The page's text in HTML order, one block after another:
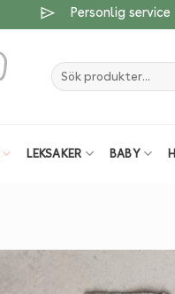
Personlig service
Sök
efter:
LEKSAKER BABY